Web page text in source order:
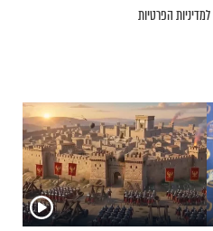
למדיניות הפרטיות